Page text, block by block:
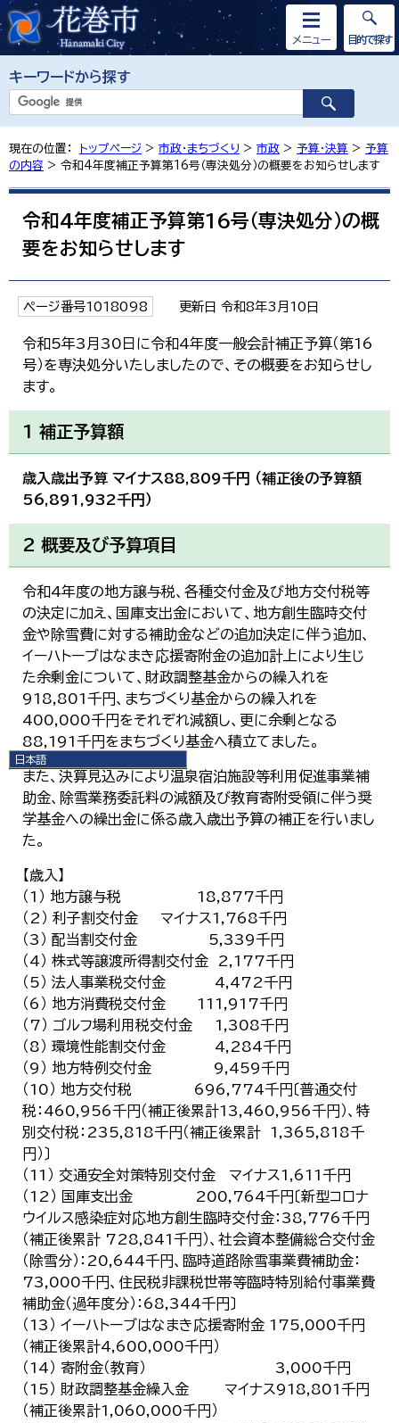
キーワードから探す
メニュー
日本語
日本語
English
한국어
简体中文
繁體中文
目的で探す
現在の位置： トップページ > 市政・まちづくり > 市政 > 予算・決算 > 予算
の内容 > 令和4年度補正予算第16号（専決処分）の概要をお知らせします
令和4年度補正予算第16号（専決処分）の概
要をお知らせします
ページ番号1018098 更新日 令和8年3月10日
令和5年3月30日に令和4年度一般会計補正予算（第16
号）を専決処分いたしましたので、その概要をお知らせし
ます。
1 補正予算額
歳入歳出予算 マイナス88,809千円 （補正後の予算額
56,891,932千円）
2 概要及び予算項目
令和4年度の地方譲与税、各種交付金及び地方交付税等
の決定に加え、国庫支出金において、地方創生臨時交付
金や除雪費に対する補助金などの追加決定に伴う追加、
イーハトーブはなまき応援寄附金の追加計上により生じ
た余剰金について、財政調整基金からの繰入れを
918,801千円、まちづくり基金からの繰入れを
400,000千円をそれぞれ減額し、更に余剰となる
88,191千円をまちづくり基金へ積立てました。
また、決算見込みにより温泉宿泊施設等利用促進事業補
助金、除雪業務委託料の減額及び教育寄附受領に伴う奨
学基金への繰出金に係る歳入歳出予算の補正を行いまし
た。
【歳入】
（1） 地方譲与税 18,877千円
（2） 利子割交付金 マイナス1,768千円
（3） 配当割交付金 5,339千円
（4） 株式等譲渡所得割交付金 2,177千円
（5） 法人事業税交付金 4,472千円
（6） 地方消費税交付金 111,917千円
（7） ゴルフ場利用税交付金 1,308千円
（8） 環境性能割交付金 4,284千円
（9） 地方特例交付金 9,459千円
（10） 地方交付税 696,774千円〔普通交付
税：460,956千円（補正後累計13,460,956千円）、特
別交付税：235,818千円（補正後累計 1,365,818千
円）〕
（11） 交通安全対策特別交付金 マイナス1,611千円
（12） 国庫支出金 200,764千円〔新型コロナ
ウイルス感染症対応地方創生臨時交付金：38,776千円
（補正後累計 728,841千円）、社会資本整備総合交付金
（除雪分）：20,644千円、臨時道路除雪事業費補助金：
73,000千円、住民税非課税世帯等臨時特別給付事業費
補助金（過年度分）：68,344千円〕
（13） イーハトーブはなまき応援寄附金 175,000千円
（補正後累計4,600,000千円）
（14） 寄附金（教育） 3,000千円
（15） 財政調整基金繰入金 マイナス918,801千円
（補正後累計1,060,000千円）